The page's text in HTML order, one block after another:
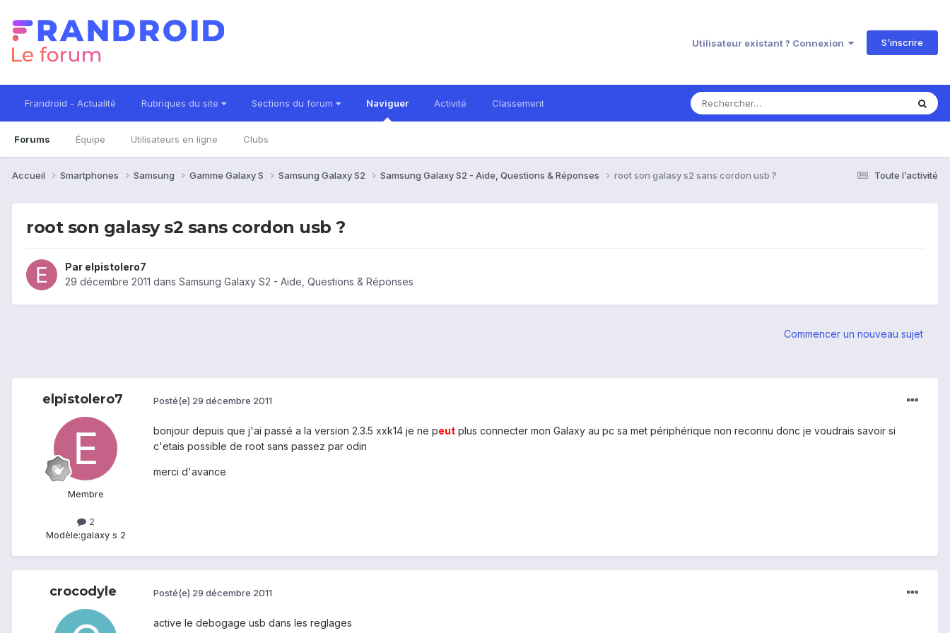
Utilisateur existant ? Connexion S’inscrire
Frandroid - Actualité Rubriques du site Sections du forum Naviguer
Forums Équipe Utilisateurs en ligne Clubs
Activité Classement
Toute l’activité
Accueil Smartphones Samsung Gamme Galaxy S Samsung Galaxy S2 Samsung Galaxy S2 - Aide, Questions & Réponses root son galasy s2 sans cordon usb ?
root son galasy s2 sans cordon usb ?
Par elpistolero7
29 décembre 2011 dans Samsung Galaxy S2 - Aide, Questions & Réponses
Commencer un nouveau sujet
elpistolero7
Membre
2
Modèle:galaxy s 2
Posté(e) 29 décembre 2011
bonjour depuis que j'ai passé a la version 2.3.5 xxk14 je ne peut plus connecter mon Galaxy au pc sa met périphérique non reconnu donc je voudrais savoir si
c'etais possible de root sans passez par odin
merci d'avance
crocodyle Posté(e) 29 décembre 2011
active le debogage usb dans les reglages